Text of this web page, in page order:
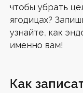
чтобы убрать
ягодицах?
узнайте, как
именно вам!
Как